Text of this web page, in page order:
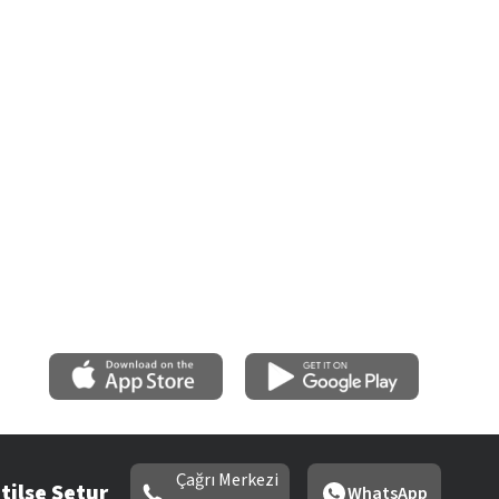
Çağrı Merkezi
WhatsApp